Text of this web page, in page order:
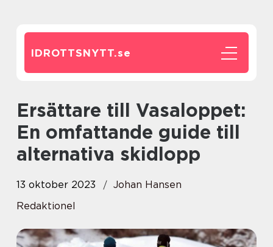
IDROTTSNYTT.se
Ersättare till Vasaloppet:
En omfattande guide till
alternativa skidlopp
13 oktober 2023
Johan Hansen
Redaktionel